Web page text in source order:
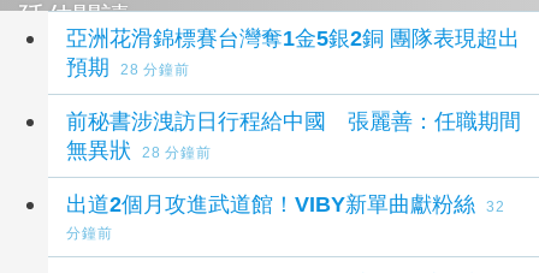
延伸閱讀
亞洲花滑錦標賽台灣奪1金5銀2銅 團隊表現超出
預期
28 分鐘前
前秘書涉洩訪日行程給中國 張麗善：任職期間
無異狀
28 分鐘前
出道2個月攻進武道館！VIBY新單曲獻粉絲
32
分鐘前